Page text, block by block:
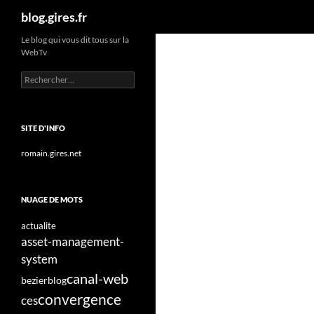
Aller
contenu
blog.gires.fr
Le blog qui vous dit tous sur la
WebTv
Rechercher :
SITE D'INFO
romain.gires.net
NUAGE DE MOTS
actualite
asset-management-
system
bezierblogcanal-web
cesconvergence